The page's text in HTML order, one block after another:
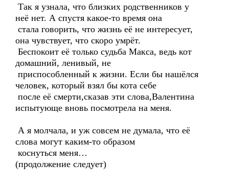
Так я узнала, что близких родственников у
неё нет. А спустя какое-то время она
стала говорить, что жизнь её не интересует,
она чувствует, что скоро умрёт.
Беспокоит её только судьба Макса, ведь кот
домашний, ленивый, не
приспособленный к жизни. Если бы нашёлся
человек, который взял бы кота себе
после её смерти,сказав эти слова,Валентина
испытующе вновь посмотрела на меня.
А я молчала, и уж совсем не думала, что её
слова могут каким-то образом
коснуться меня…
(продолжение следует)